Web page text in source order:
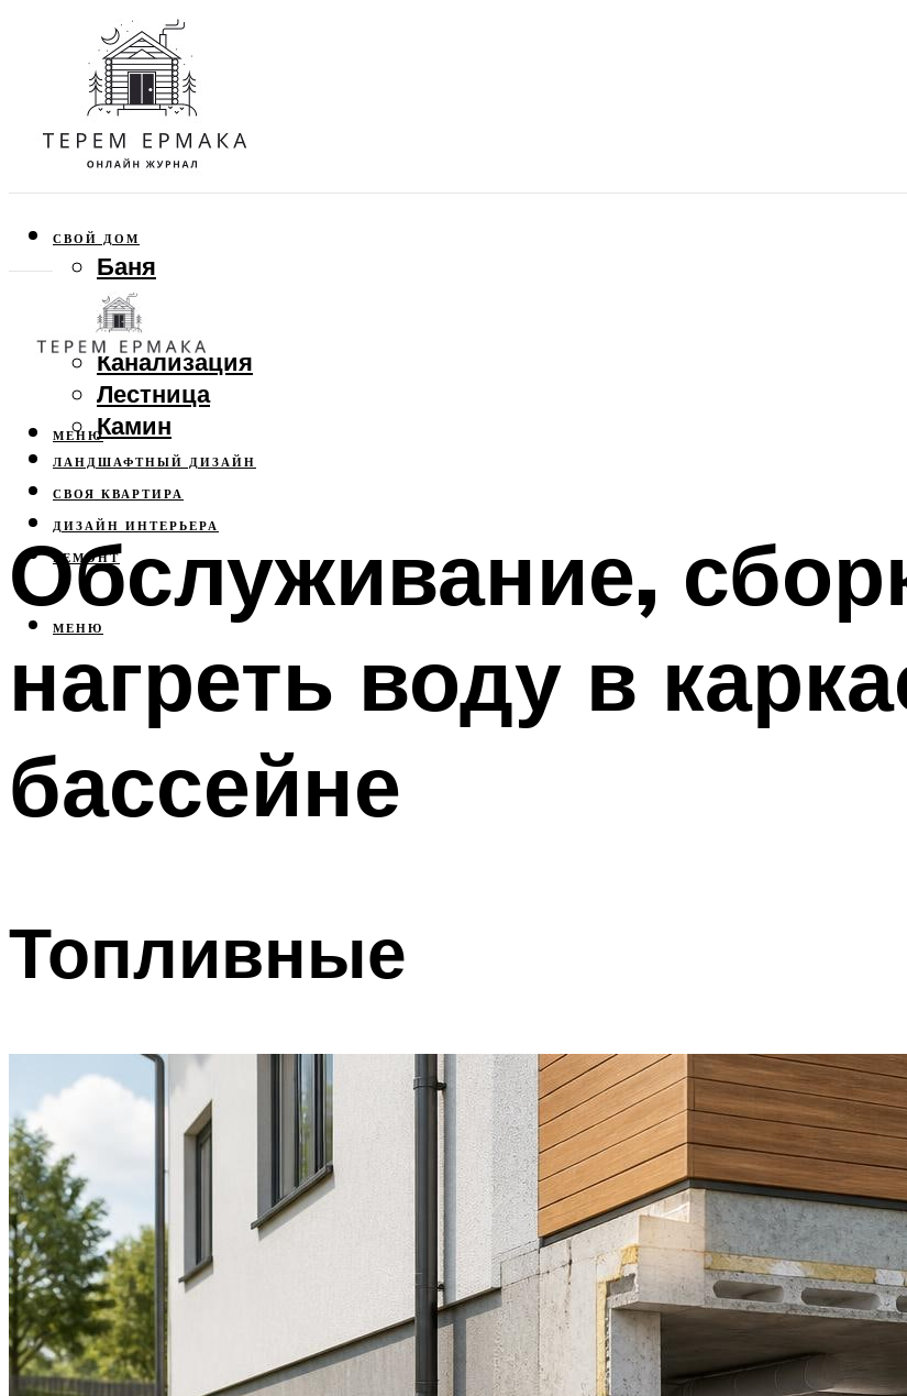
СВОЙ ДОМ
Баня
Веранда
Забор
Канализация
Лестница
Камин
ЛАНДШАФТНЫЙ ДИЗАЙН
СВОЯ КВАРТИРА
ДИЗАЙН ИНТЕРЬЕРА
РЕМОНТ
МЕНЮ
МЕНЮ
Обслуживание,
нагреть воду в
бассейне
Топливные